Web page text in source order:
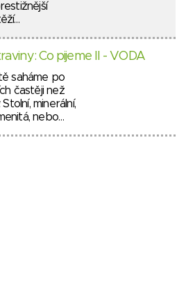
Co pijeme II - VODA
saháme po
častěji než
Stolní, minerální,
nebo…